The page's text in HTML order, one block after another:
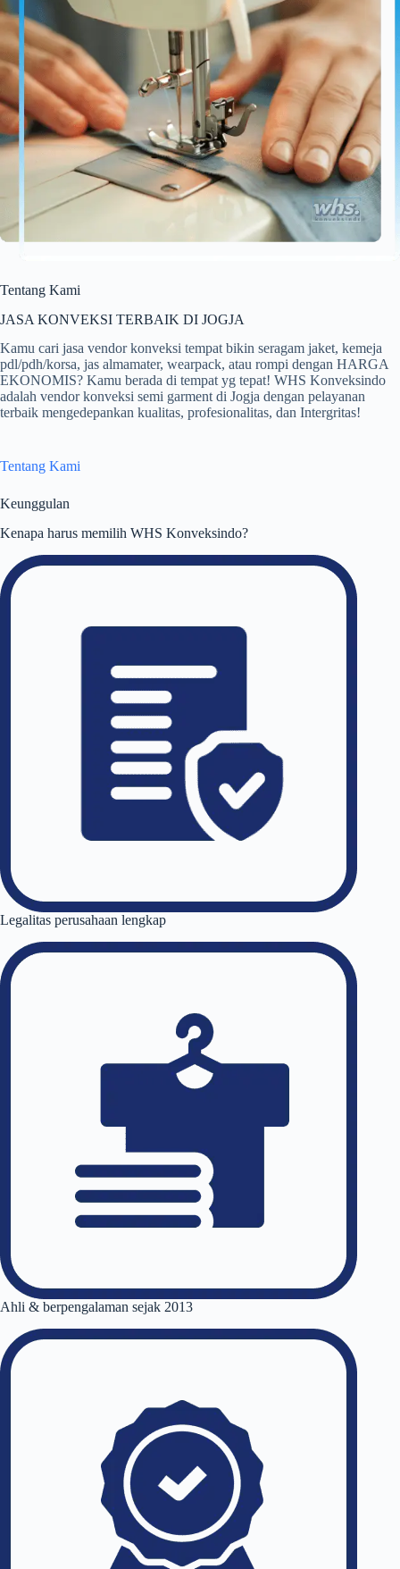
Tentang Kami
JASA KONVEKSI TERBAIK DI JOGJA
Kamu cari jasa vendor konveksi tempat bikin seragam jaket, kemeja
pdl/pdh/korsa, jas almamater, wearpack, atau rompi dengan HARGA
EKONOMIS? Kamu berada di tempat yg tepat! WHS Konveksindo
adalah vendor konveksi semi garment di Jogja dengan pelayanan
terbaik mengedepankan kualitas, profesionalitas, dan Intergritas!
Tentang Kami
Keunggulan
Kenapa harus memilih WHS Konveksindo?
Legalitas perusahaan lengkap
Ahli & berpengalaman sejak 2013